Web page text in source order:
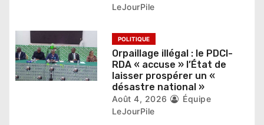
LeJourPile
POLITIQUE
Orpaillage illégal : le PDCI-
RDA « accuse » l’État de
laisser prospérer un «
désastre national »
Août 4, 2026
Équipe
LeJourPile